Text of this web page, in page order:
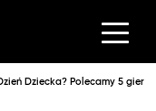
Dziecka? Polecamy 5 gier